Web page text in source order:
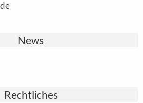
News
Rechtliches